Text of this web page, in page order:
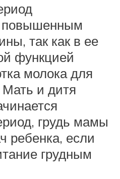
повышенным
так как в ее
функцией
молока для
Мать и дитя
грудь мамы
ребенка, если
грудным